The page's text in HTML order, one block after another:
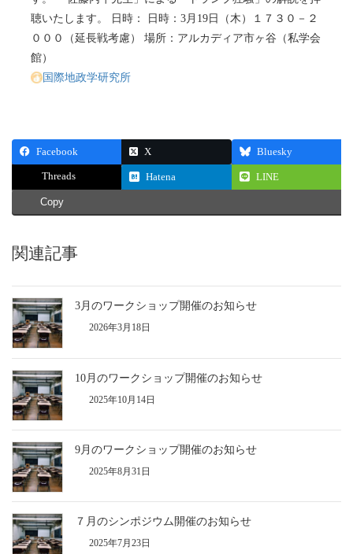
聴いたします。 日時： 日時：3月19日（木）１７３０－２
０００（延長戦考慮） 場所：アルカディア市ヶ谷（私学会
館）
国際地政学研究所
Facebook X Bluesky
Threads Hatena LINE
Copy
関連記事
3月のワークショップ開催のお知らせ
2026年3月18日
10月のワークショップ開催のお知らせ
2025年10月14日
9月のワークショップ開催のお知らせ
2025年8月31日
７月のシンポジウム開催のお知らせ
2025年7月23日